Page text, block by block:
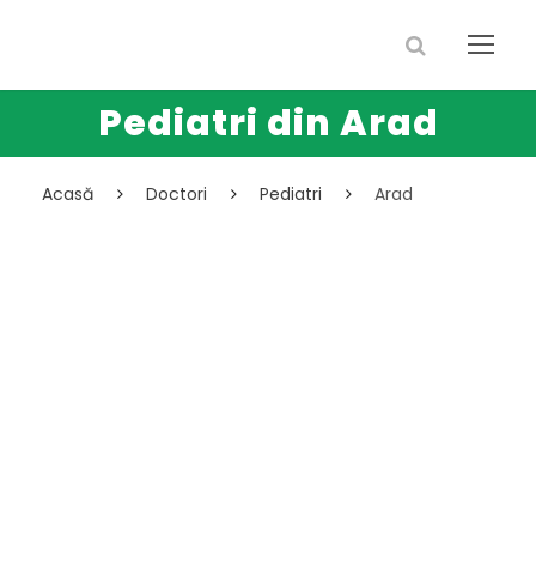
Pediatri din Arad
Acasă Doctori Pediatri Arad